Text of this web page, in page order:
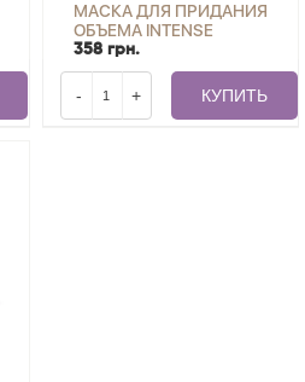
МАСКА ДЛЯ ПРИДАНИЯ
ОБЪЕМА INTENSE
VOLUME JOKO BLEND
200 МЛ
358 грн.
- + КУПИТЬ